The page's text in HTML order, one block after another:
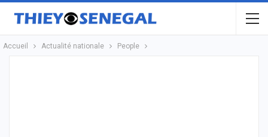
Accueil Actualité nationale People